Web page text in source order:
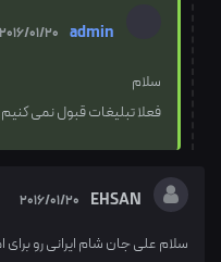
admin
2016/01/20
سلام
فعلا تبلیغات قبول نمی کنیم
EHSAN
2016/01/20
سلام علی جان شام ایرانی رو